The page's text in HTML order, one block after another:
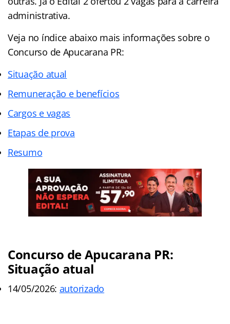
administrativa.
Veja no índice abaixo mais informações sobre o
Concurso de Apucarana PR:
Situação atual
Remuneração e benefícios
Cargos e vagas
Etapas de prova
Resumo
Concurso de Apucarana PR:
Situação atual
14/05/2026: autorizado